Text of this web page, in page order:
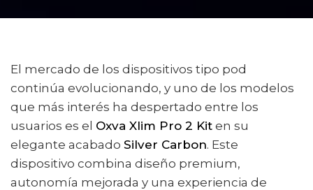
El mercado de los dispositivos tipo pod
continúa evolucionando, y uno de los modelos
que más interés ha despertado entre los
usuarios es el Oxva Xlim Pro 2 Kit en su
elegante acabado Silver Carbon. Este
dispositivo combina diseño premium,
autonomía mejorada y una experiencia de